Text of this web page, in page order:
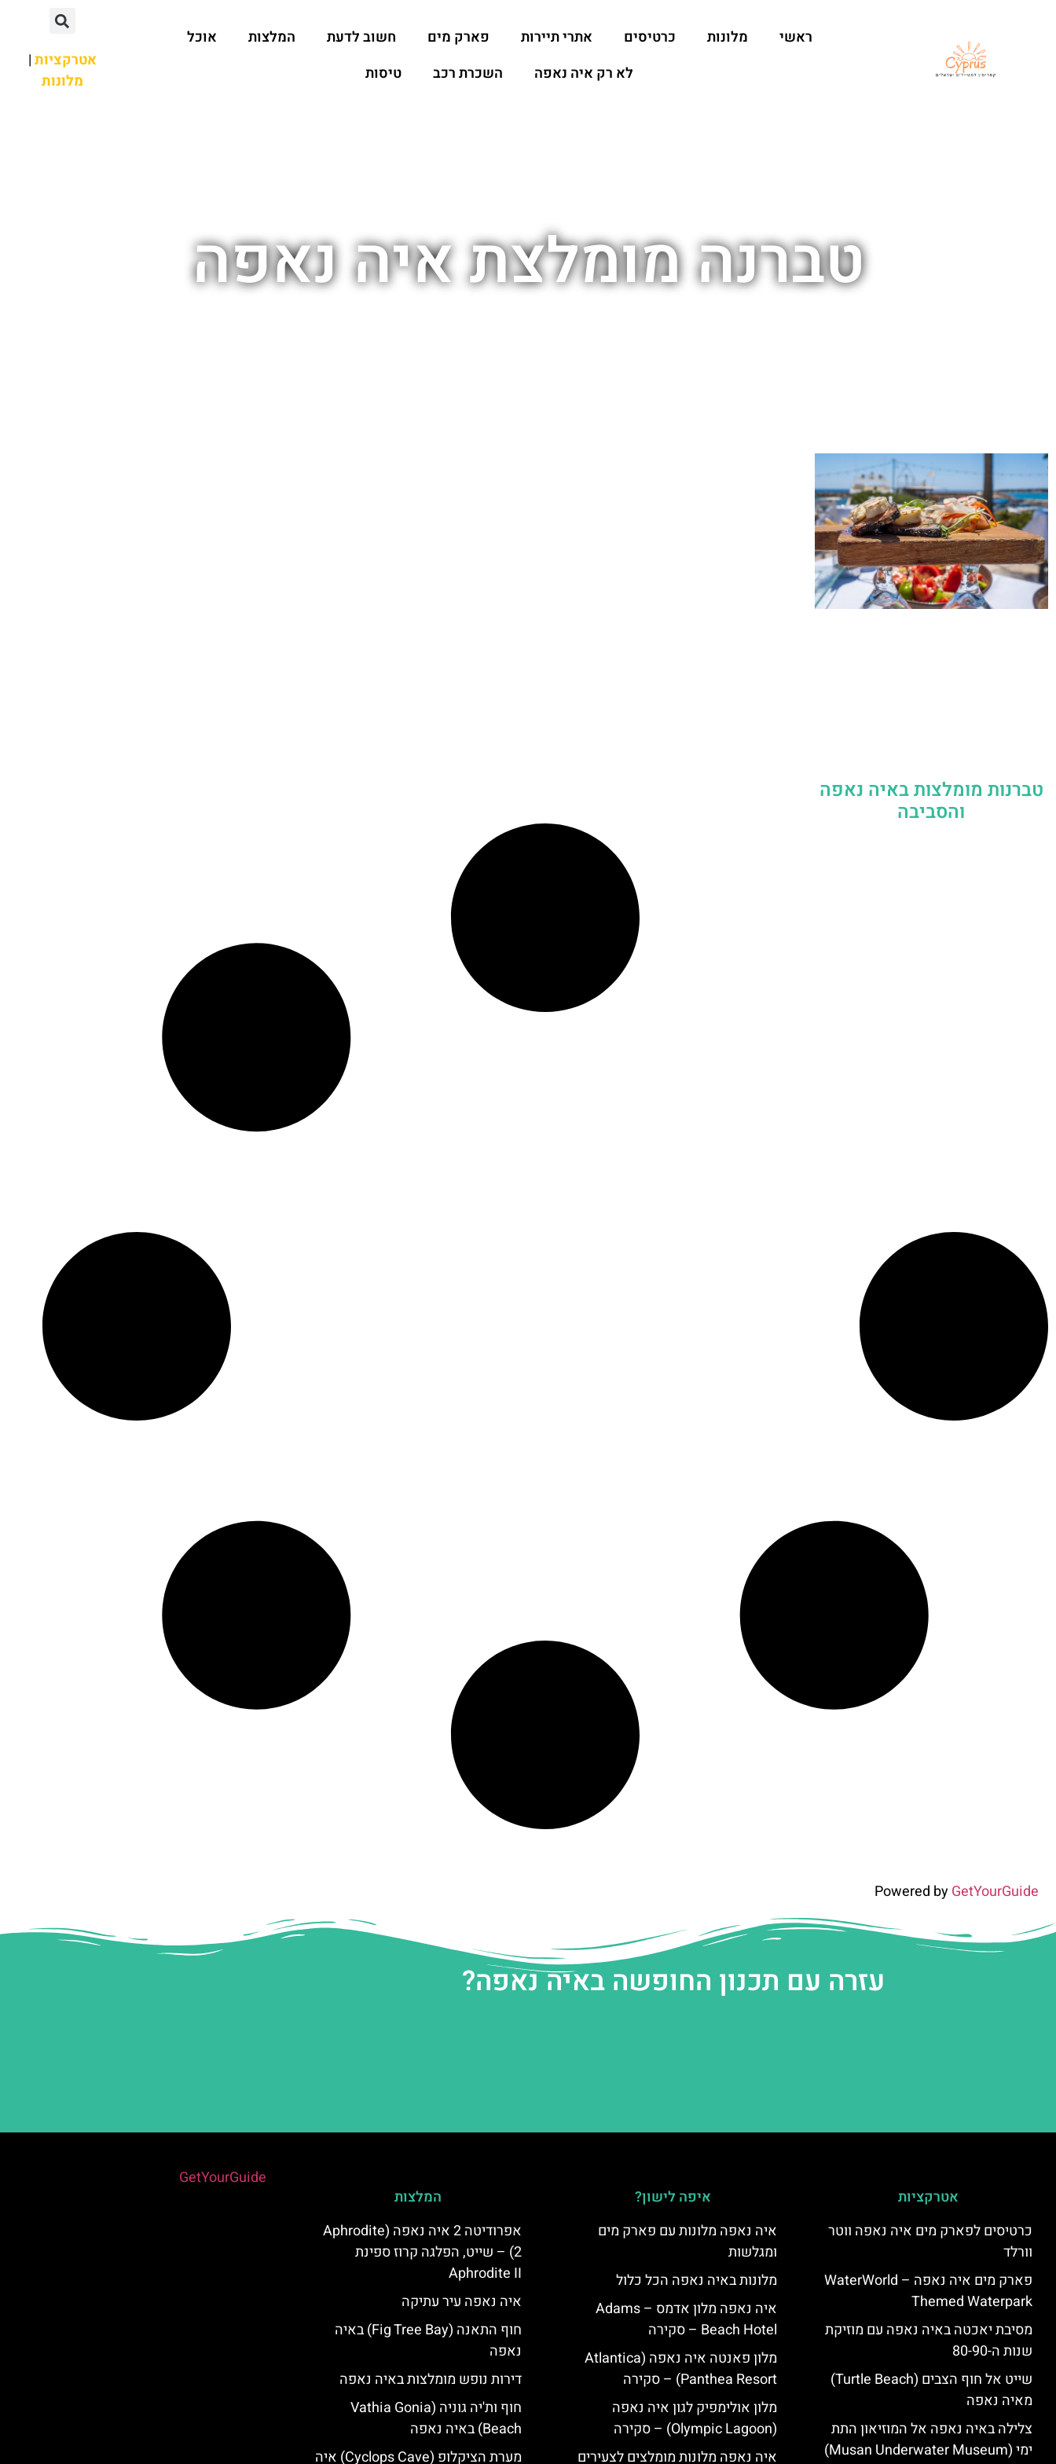
ראשי מלונות כרטיסים אתרי תיירות פארק מים חשוב לדעת המלצות
אוכל
לא רק איה נאפה
השכרת רכב טיסות
אטרקציות|
מלונות
טברנה מומלצת איה נאפה
טברנות מומלצות באיה נאפה
והסביבה
Powered byGetYourGuide
עזרה עם תכנון החופשה באיה נאפה?
אטרקציות
כרטיסים לפארק מים איה נאפה ווטר
וורלד
פארק מים איה נאפה – ‪‪WaterWorld
Themed Waterpark‬‬
מסיבת יאכטה באיה נאפה עם מוזיקת
שנות ה-80-90
שייט אל חוף הצבים (Turtle Beach)
מאיה נאפה
צלילה באיה נאפה אל המוזיאון התת
ימי (Musan Underwater Museum)
איפה לישון?
איה נאפה מלונות עם פארק מים
ומגלשות
מלונות באיה נאפה הכל כלול
איה נאפה מלון אדמס – Adams
Beach Hotel – סקירה
מלון פאנטה איה נאפה (Atlantica
Panthea Resort) – סקירה
מלון אולימפיק לגון איה נאפה
(Olympic Lagoon) – סקירה
איה נאפה מלונות מומלצים לצעירים
המלצות
אפרודיטה 2 איה נאפה (Aphrodite
2) – שייט, הפלגה קרוז ספינת
Aphrodite II
איה נאפה עיר עתיקה
חוף התאנה (Fig Tree Bay) באיה
נאפה
דירות נופש מומלצות באיה נאפה
חוף ות'יה גוניה (Vathia Gonia
Beach) באיה נאפה
מערת הציקלופ (Cyclops Cave) איה
GetYourGuide